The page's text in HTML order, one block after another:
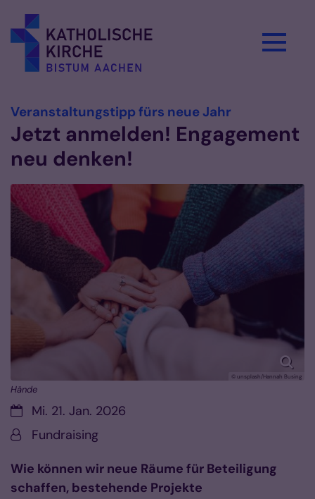
Veranstaltungstipp fürs neue Jahr
Jetzt anmelden! Engagement
neu denken!
© unsplash/Hannah Busing
Hände
Datum:Mi. 21. Jan. 2026
Von:Fundraising
Wie können wir neue Räume für Beteiligung
schaffen, bestehende Projekte